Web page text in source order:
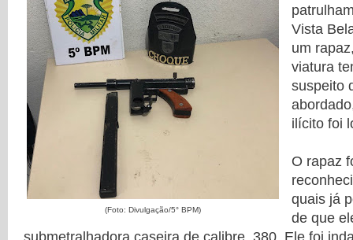
(Foto: Divulgação/5° BPM)
Vista
um
viatura
suspeito
ilícito foi
O rapaz
quais já
de que
submetralhadora caseira de calibre .380. Ele foi